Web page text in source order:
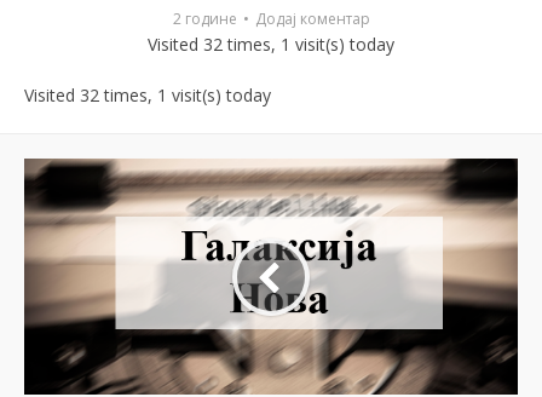
2 године Додај коментар
Visited 32 times, 1 visit(s) today
Visited 32 times, 1 visit(s) today